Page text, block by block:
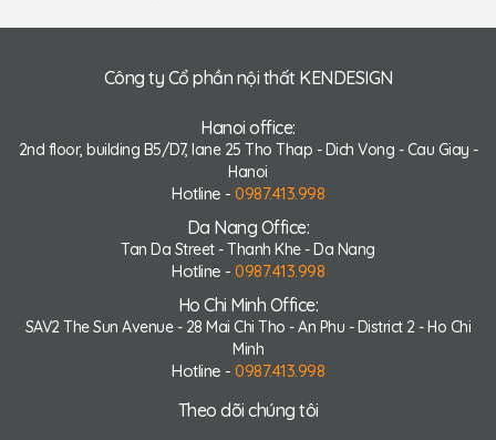
Công ty Cổ phần nội thất KENDESIGN
Hanoi office:
2nd floor, building B5/D7, lane 25 Tho Thap - Dich Vong - Cau Giay -
Hanoi
Hotline - 0987.413.998
Da Nang Office:
Tan Da Street - Thanh Khe - Da Nang
Hotline - 0987.413.998
Ho Chi Minh Office:
SAV2 The Sun Avenue - 28 Mai Chi Tho - An Phu - District 2 - Ho Chi
Minh
Hotline - 0987.413.998
Theo dõi chúng tôi